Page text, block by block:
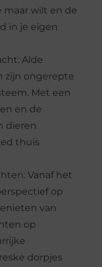
maar wilt en de
in je eigen
Alde
zijn ongerepte
Met een
en de
dieren
thuis
Vanaf het
op
van
op
dorpjes